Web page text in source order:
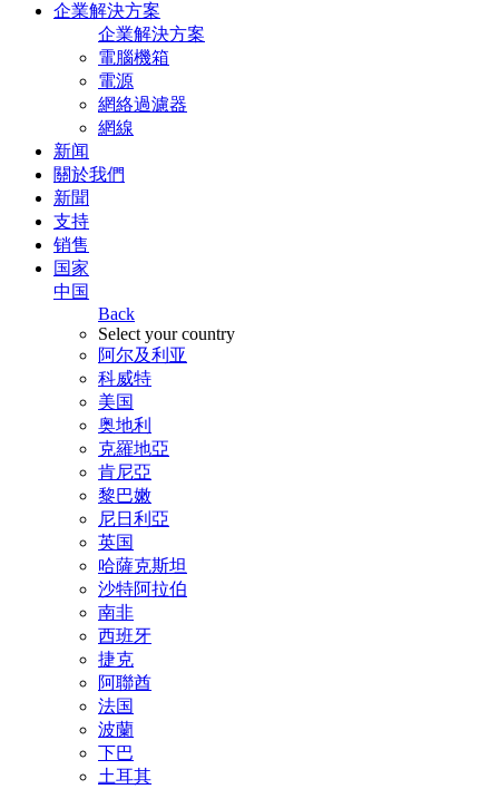
企業解決方案
企業解決方案
電腦機箱
電源
網絡過濾器
網線
新闻
關於我們
新聞
支持
销售
国家
中国
Back
Select your country
阿尔及利亚
科威特
美国
奥地利
克羅地亞
肯尼亞
黎巴嫩
尼日利亞
英国
哈薩克斯坦
沙特阿拉伯
南非
西班牙
捷克
阿聯酋
法国
波蘭
下巴
土耳其